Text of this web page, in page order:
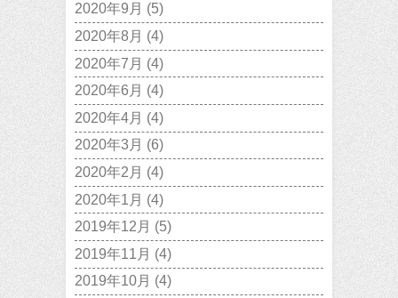
2020年9月 (5)
2020年8月 (4)
2020年7月 (4)
2020年6月 (4)
2020年4月 (4)
2020年3月 (6)
2020年2月 (4)
2020年1月 (4)
2019年12月 (5)
2019年11月 (4)
2019年10月 (4)